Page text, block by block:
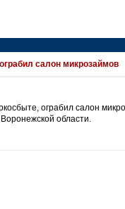
салон микрозаймов
ограбил салон
области.